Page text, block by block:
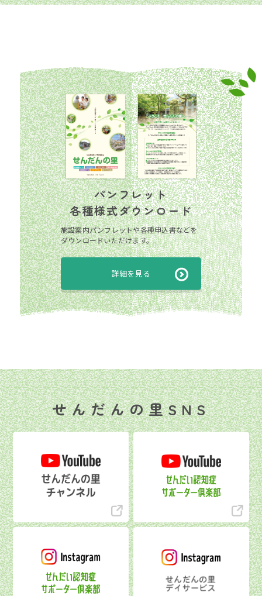
パンフレット
各種様式ダウンロード
施設案内パンフレットや各種申込書などを
ダウンロードいただけます。
詳細を見る
せんだんの里SNS